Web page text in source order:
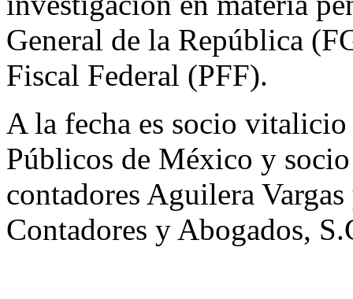
General de la República
Fiscal Federal (PFF).
A la fecha es socio
Públicos de México y
contadores Aguilera
Contadores y Abogados,